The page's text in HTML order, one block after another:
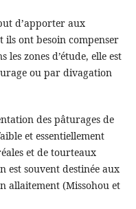
d’apporter aux
ont besoin compenser
les zones d’étude, elle est
ou par divagation
des pâturages de
et essentiellement
et de tourteaux
est souvent destinée aux
allaitement (Missohou et